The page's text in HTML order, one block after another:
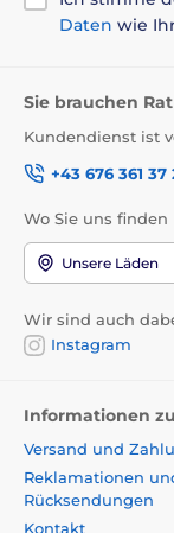
Daten wie
Sie brauchen Rat
Kundendienst ist
+43 676 361 37
Wo Sie uns finden
Unsere Läden
Wir sind auch
Instagram
Informationen
Versand und
Reklamationen
Rücksendungen
Kontakt